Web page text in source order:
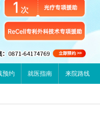
预约 就医指南 来院路线